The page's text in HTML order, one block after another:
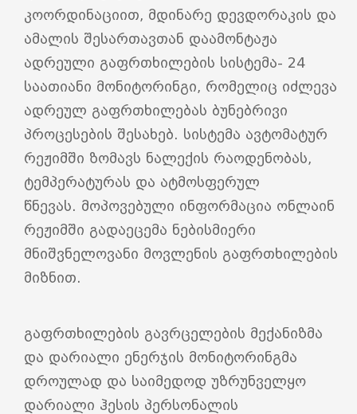
კოორდინაციით, მდინარე დევდორაკის და
ამალის შესართავთან დაამონტაჟა
ადრეული გაფრთხილების სისტემა- 24
საათიანი მონიტორინგი, რომელიც იძლევა
ადრეულ გაფრთხილებას ბუნებრივი
პროცესების შესახებ. სისტემა ავტომატურ
რეჟიმში ზომავს ნალექის რაოდენობას,
ტემპერატურას და ატმოსფერულ
წნევას. მოპოვებული ინფორმაცია ონლაინ
რეჟიმში გადაეცემა ნებისმიერი
მნიშვნელოვანი მოვლენის გაფრთხილების
მიზნით.
გაფრთხილების გავრცელების მექანიზმა
და დარიალი ენერჯის მონიტორინგმა
დროულად და საიმედოდ უზრუნველყო
დარიალი ჰესის პერსონალის